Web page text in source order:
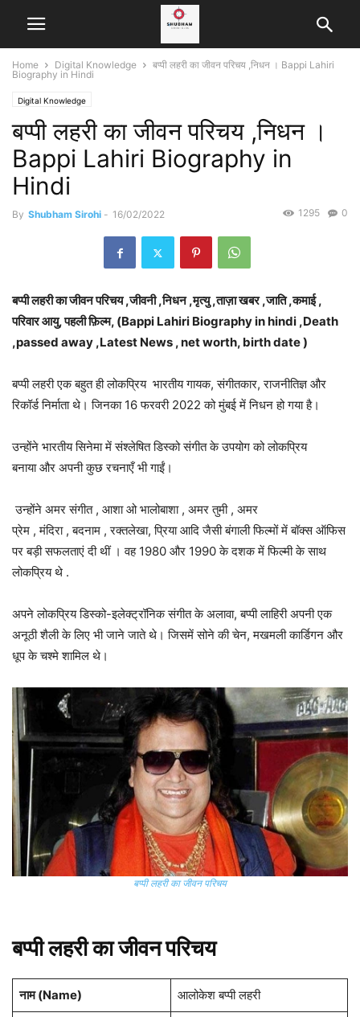
Home Digital Knowledge
बप्पी लहरी का जीवन परिचय ,निधन । Bappi Lahiri
Biography in Hindi
Digital Knowledge
बप्पी लहरी का जीवन परिचय ,निधन ।
Bappi Lahiri Biography in
Hindi
By Shubham Sirohi - 16/02/2022 0
1295
बप्पी लहरी का जीवन परिचय ,जीवनी ,निधन ,मृत्यु ,ताज़ा खबर ,जाति ,कमाई ,
परिवार आयु, पहली फ़िल्म, (Bappi Lahiri Biography in hindi ,Death
,passed away ,Latest News , net worth, birth date)
बप्पी लहरी एक बहुत ही लोकप्रिय भारतीय गायक, संगीतकार, राजनीतिज्ञ और
रिकॉर्ड निर्माता थे। जिनका 16 फरवरी 2022 को मुंबई में निधन हो गया है।
उन्होंने भारतीय सिनेमा में संश्लेषित डिस्को संगीत के उपयोग को लोकप्रिय
बनाया और अपनी कुछ रचनाएँ भी गाईं।
उन्होंने अमर संगीत , आशा ओ भालोबाशा , अमर तुमी , अमर
प्रेम , मंदिरा , बदनाम , रक्तलेखा, प्रिया आदि जैसी बंगाली फिल्मों में बॉक्स ऑफिस
पर बड़ी सफलताएं दी थीं । वह 1980 और 1990 के दशक में फिल्मी के साथ
लोकप्रिय थे .
अपने लोकप्रिय डिस्को-इलेक्ट्रॉनिक संगीत के अलावा, बप्पी लाहिरी अपनी एक
अनूठी शैली के लिए भी जाने जाते थे। जिसमें सोने की चेन, मखमली कार्डिगन और
धूप के चश्मे शामिल थे।
बप्पी लहरी का जीवन परिचय
बप्पी लहरीका जीवन परिचय
नाम (Name) आलोकेश बप्पी लहरी